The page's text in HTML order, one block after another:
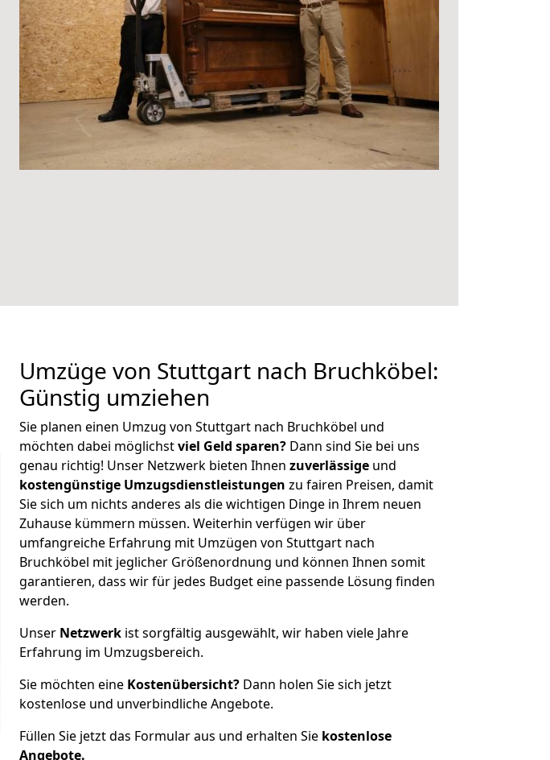
Umzüge von Stuttgart nach Bruchköbel:
Günstig umziehen
Sie planen einen Umzug von Stuttgart nach Bruchköbel und
möchten dabei möglichstviel Geld sparen? Dann sind Sie bei uns
genau richtig! Unser Netzwerk bieten Ihnen zuverlässige und
kostengünstige Umzugsdienstleistungen zu fairen Preisen, damit
Sie sich um nichts anderes als die wichtigen Dinge in Ihrem neuen
Zuhause kümmern müssen. Weiterhin verfügen wir über
umfangreiche Erfahrung mit Umzügen von Stuttgart nach
Bruchköbel mit jeglicher Größenordnung und können Ihnen somit
garantieren, dass wir für jedes Budget eine passende Lösung finden
werden.
Unser Netzwerk ist sorgfältig ausgewählt, wir haben viele Jahre
Erfahrung im Umzugsbereich.
Sie möchten eine Kostenübersicht? Dann holen Sie sich jetzt
kostenlose und unverbindliche Angebote.
Füllen Sie jetzt das Formular aus und erhalten Sie kostenlose
Angebote.